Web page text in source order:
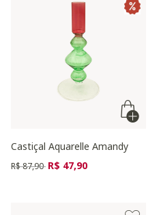
Castiçal Aquarelle Amandy
Preço reduzido de
R$ 87,90 para
R$ 47,90